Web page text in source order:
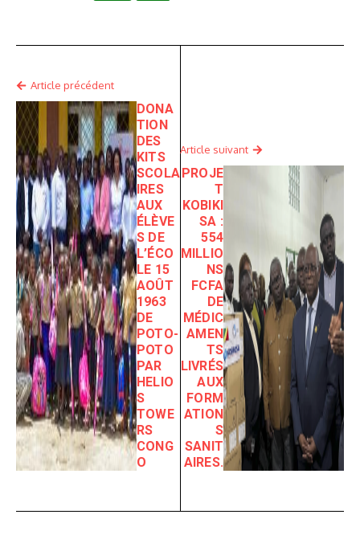
Article précédent
DONA
TION
DES
KITS
SCOLA
IRES
AUX
ÉLÈVE
S DE
L’ÉCO
LE 15
AOÛT
1963
DE
POTO-
POTO
PAR
HELIO
S
TOWE
RS
CONG
O
Article suivant
PROJE
T
KOBIKI
SA :
554
MILLIO
NS
FCFA
DE
MÉDIC
AMEN
TS
LIVRÉS
AUX
FORM
ATION
S
SANIT
AIRES.